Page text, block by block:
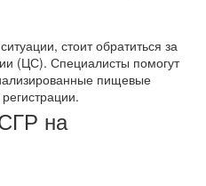
стоит обратиться за
(ЦС). Специалисты помогут
пищевые
на